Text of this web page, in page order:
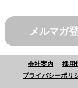
メルマガ
会社案内 採用
プライバシーポリ